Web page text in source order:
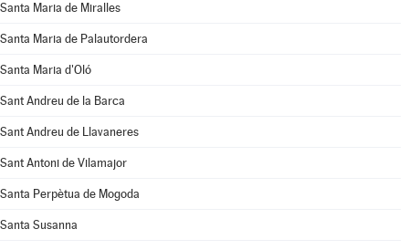
Santa Maria de Miralles
Santa Maria de Palautordera
Santa Maria d'Oló
Sant Andreu de la Barca
Sant Andreu de Llavaneres
Sant Antoni de Vilamajor
Santa Perpètua de Mogoda
Santa Susanna